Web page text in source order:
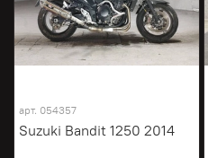
арт. 054357
Suzuki Bandit 1250 2014